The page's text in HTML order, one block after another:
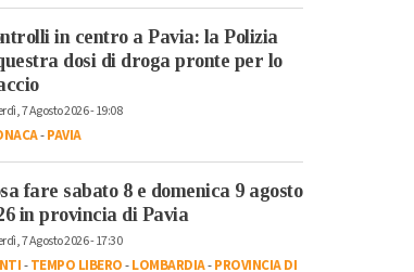
in centro a Pavia: la Polizia
dosi di droga pronte per lo
7 Agosto 2026 - 19:08
-PAVIA
fare sabato 8 e domenica 9 agosto
in provincia di Pavia
7 Agosto 2026 - 17:30
-TEMPO LIBERO-LOMBARDIA-PROVINCIA DI